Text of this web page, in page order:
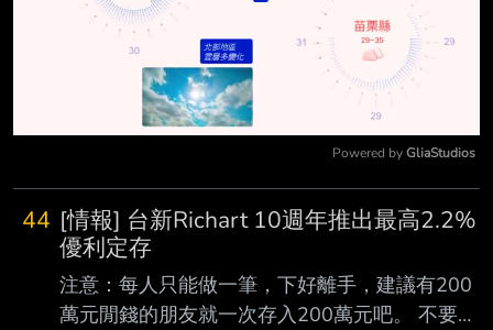
Powered by GliaStudios
44 [情報] 台新Richart 10週年推出最高2.2%
優利定存
注意：每人只能做一筆，下好離手，建議有200
萬元閒錢的朋友就一次存入200萬元吧。 不要想